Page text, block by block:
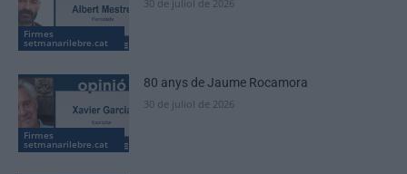
Firmes
setmanarilebre.cat
30 de juliol de 2026
Firmes
setmanarilebre.cat
80 anys de Jaume Rocamora
30 de juliol de 2026